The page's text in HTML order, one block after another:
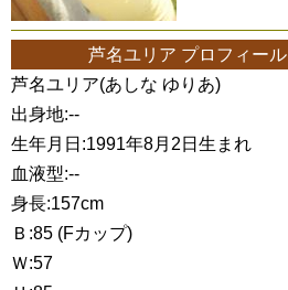
芦名ユリア プロフィール
芦名ユリア(あしな ゆりあ)
出身地:--
生年月日:1991年8月2日生まれ
血液型:--
身長:157cm
Ｂ:85 (Fカップ)
Ｗ:57